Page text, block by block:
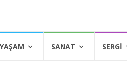
SANAT SERGI